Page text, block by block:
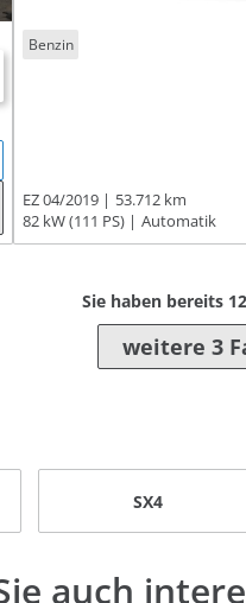
Benzin
EZ 04/2019
53.712 km
82 kW (111 PS)
Automatik
Sie haben bereits 12
weitere 3
SX4
auch